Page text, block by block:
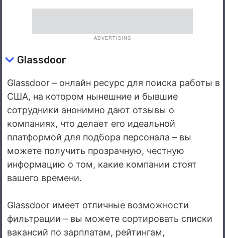
ADVERTISING
Glassdoor
Glassdoor – онлайн ресурс для поиска работы в
США, на котором нынешние и бывшие
сотрудники анонимно дают отзывы о
компаниях, что делает его идеальной
платформой для подбора персонала – вы
можете получить прозрачную, честную
информацию о том, какие компании стоят
вашего времени.
Glassdoor имеет отличные возможности
фильтрации – вы можете сортировать списки
вакансий по зарплатам, рейтингам,